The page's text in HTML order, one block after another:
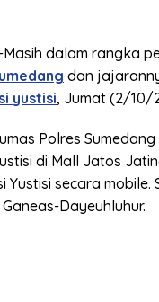
-Masih dalam rangka
dan
yustisi, Jumat (2/10/
Polres
di Mall Jatos
Yustisi secara
Dayeuhluhur.